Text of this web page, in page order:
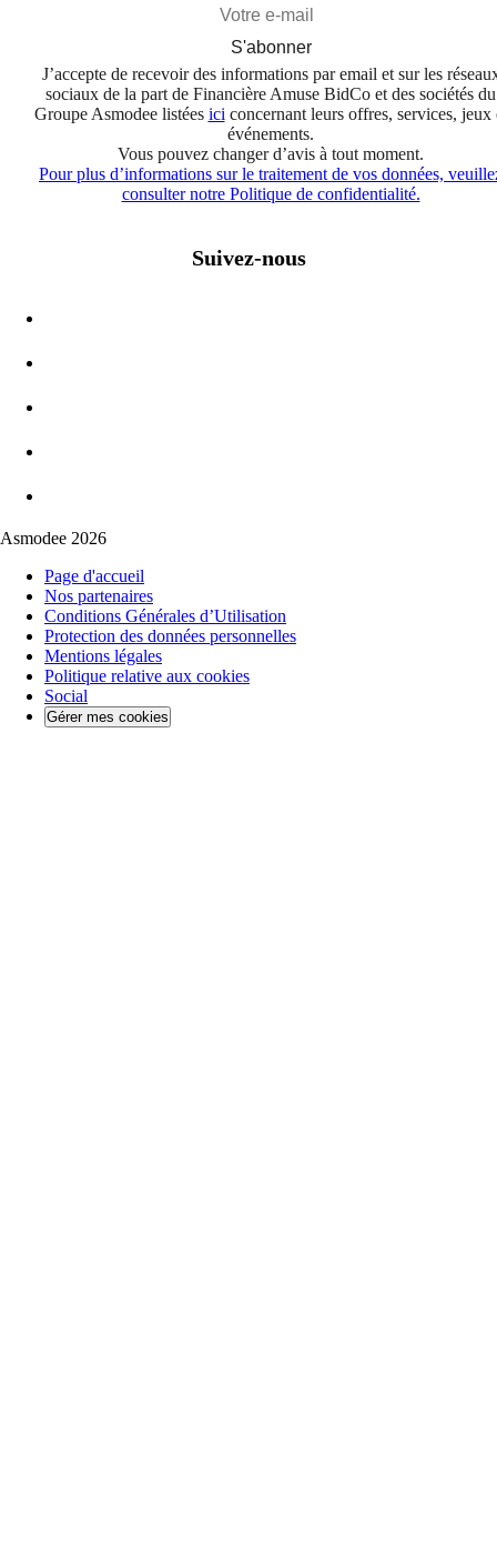
S'abonner
J’accepte de recevoir des informations par email et sur les
sociaux de la part de Financière Amuse BidCo et des sociétés du
Groupe Asmodee listées ici concernant leurs offres, services, jeux
événements.
Vous pouvez changer d’avis à tout moment.
Pour plus d’informations sur le traitement de vos données,
consulter notre Politique de confidentialité.
Suivez-nous
Asmodee 2026
Page d'accueil
Nos partenaires
Conditions Générales d’Utilisation
Protection des données personnelles
Mentions légales
Politique relative aux cookies
Social
Gérer mes cookies